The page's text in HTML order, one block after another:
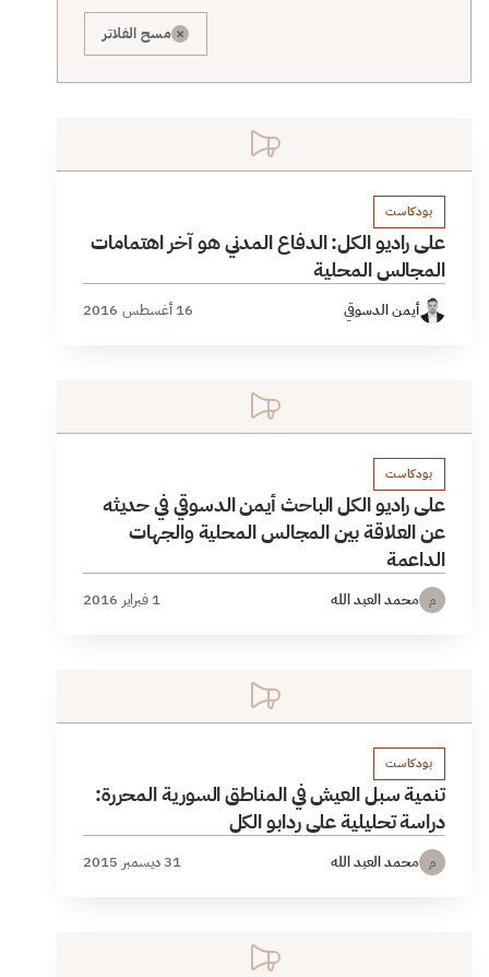
× مسح الفلاتر
بودكاست
على راديو الكل: الدفاع المدني هو آخر اهتمامات
المجالس المحلية
أيمن الدسوقي 16 أغسطس 2016
بودكاست
على راديو الكل الباحث أيمن الدسوقي في حديثه
عن العلاقة بين المجالس المحلية والجهات
الداعمة
م محمد العبد الله 1 فبراير 2016
بودكاست
تنمية سبل العيش في المناطق السورية المحررة:
دراسة تحليلية على ردابو الكل
م محمد العبد الله 31 ديسمبر 2015